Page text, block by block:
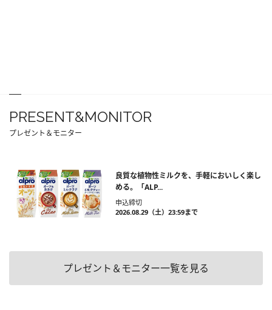
PRESENT&MONITOR
プレゼント＆モニター
良質な植物性ミルクを、手軽においしく楽し
める。「ALP...
申込締切
2026.08.29（土）23:59まで
プレゼント＆モニター一覧を見る